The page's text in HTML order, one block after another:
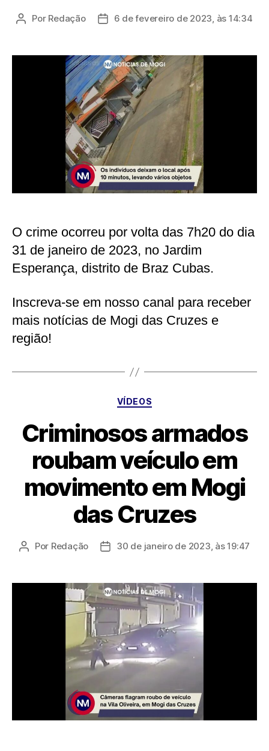
Autor
Por Redação
Data6 de fevereiro de 2023, às 14:34
O crime ocorreu por volta das 7h20 do dia
31 de janeiro de 2023, no Jardim
Esperança, distrito de Braz Cubas.
Inscreva-se em nosso canal para receber
mais notícias de Mogi das Cruzes e
região!
Categorias
VÍDEOS
Criminosos armados
roubam veículo em
movimento em Mogi
das Cruzes
Autor
Por Redação
Data30 de janeiro de 2023, às 19:47